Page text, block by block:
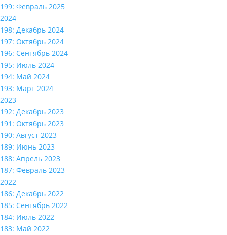
199: Февраль 2025
2024
198: Декабрь 2024
197: Октябрь 2024
196: Сентябрь 2024
195: Июль 2024
194: Май 2024
193: Март 2024
2023
192: Декабрь 2023
191: Октябрь 2023
190: Август 2023
189: Июнь 2023
188: Апрель 2023
187: Февраль 2023
2022
186: Декабрь 2022
185: Сентябрь 2022
184: Июль 2022
183: Май 2022